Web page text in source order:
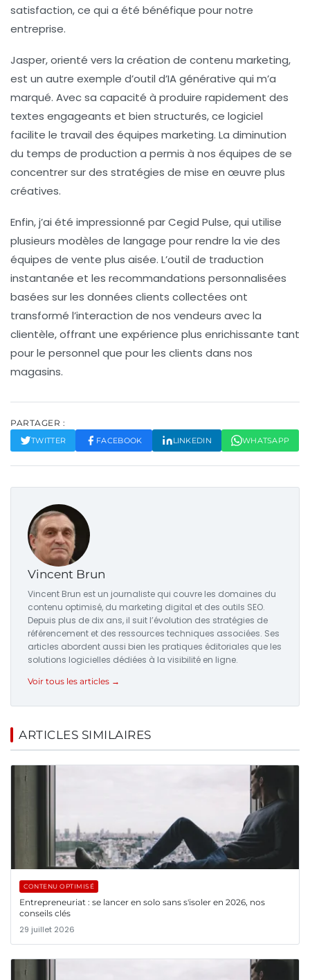
satisfaction, ce qui a été bénéfique pour notre
entreprise.
Jasper, orienté vers la création de contenu marketing,
est un autre exemple d’outil d’IA générative qui m’a
marqué. Avec sa capacité à produire rapidement des
textes engageants et bien structurés, ce logiciel
facilite le travail des équipes marketing. La diminution
du temps de production a permis à nos équipes de se
concentrer sur des stratégies de mise en œuvre plus
créatives.
Enfin, j’ai été impressionné par Cegid Pulse, qui utilise
plusieurs modèles de langage pour rendre la vie des
équipes de vente plus aisée. L’outil de traduction
instantanée et les recommandations personnalisées
basées sur les données clients collectées ont
transformé l’interaction de nos vendeurs avec la
clientèle, offrant une expérience plus enrichissante tant
pour le personnel que pour les clients dans nos
magasins.
PARTAGER :
TWITTER FACEBOOK LINKEDIN WHATSAPP
Vincent Brun
Vincent Brun est un journaliste qui couvre les domaines du
contenu optimisé, du marketing digital et des outils SEO.
Depuis plus de dix ans, il suit l’évolution des stratégies de
référencement et des ressources techniques associées. Ses
articles abordent aussi bien les pratiques éditoriales que les
solutions logicielles dédiées à la visibilité en ligne.
Voir tous les articles →
ARTICLES SIMILAIRES
CONTENU OPTIMISÉ
Entrepreneuriat : se lancer en solo sans s'isoler en 2026, nos
conseils clés
29 juillet 2026